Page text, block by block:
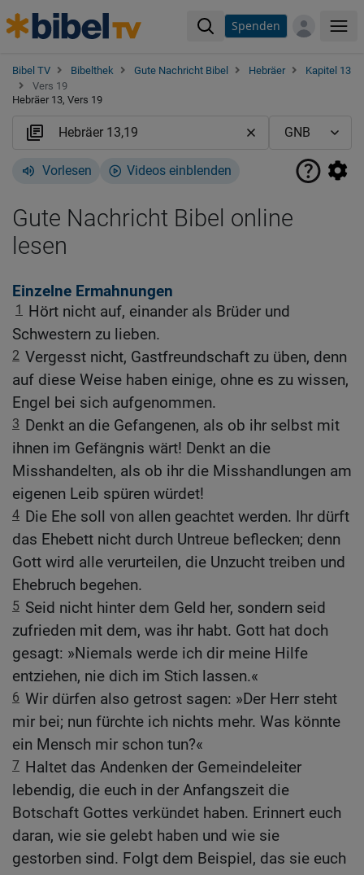
Spenden
Bibel TV Bibelthek Gute Nachricht Bibel Hebräer
Kapitel 13
Vers 19
Hebräer 13, Vers 19
Vorlesen Videos einblenden
Gute Nachricht Bibel online
lesen
Einzelne Ermahnungen
1
Hört nicht auf, einander als Brüder und
Schwestern zu lieben.
2 Vergesst nicht, Gastfreundschaft zu üben, denn
auf diese Weise haben einige, ohne es zu wissen,
Engel bei sich aufgenommen.
3 Denkt an die Gefangenen, als ob ihr selbst mit
ihnen im Gefängnis wärt! Denkt an die
Misshandelten, als ob ihr die Misshandlungen am
eigenen Leib spüren würdet!
4 Die Ehe soll von allen geachtet werden. Ihr dürft
das Ehebett nicht durch Untreue beflecken; denn
Gott wird alle verurteilen, die Unzucht treiben und
Ehebruch begehen.
5 Seid nicht hinter dem Geld her, sondern seid
zufrieden mit dem, was ihr habt. Gott hat doch
gesagt: »Niemals werde ich dir meine Hilfe
entziehen, nie dich im Stich lassen.«
6 Wir dürfen also getrost sagen: »Der Herr steht
mir bei; nun fürchte ich nichts mehr. Was könnte
ein Mensch mir schon tun?«
7 Haltet das Andenken der Gemeindeleiter
lebendig, die euch in der Anfangszeit die
Botschaft Gottes verkündet haben. Erinnert euch
daran, wie sie gelebt haben und wie sie
gestorben sind. Folgt dem Beispiel, das sie euch